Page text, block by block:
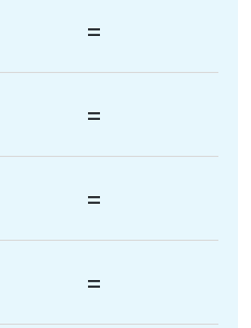
=
=
=
=